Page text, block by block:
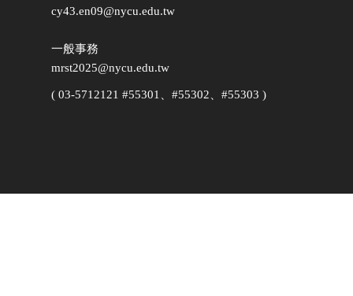
cy43.en09@nycu.edu.tw
一般事務
mrst2025@nycu.edu.tw
( 03-5712121 #55301、#55302、#55303 )